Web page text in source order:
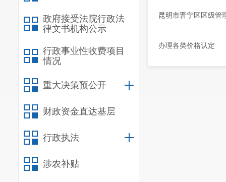
政府接受法院行政法
律文书机构公示
行政事业性收费项目
情况
重大决策预公开
财政资金直达基层
行政执法
涉农补贴
昆明市晋宁区区级管
办理各类价格认定